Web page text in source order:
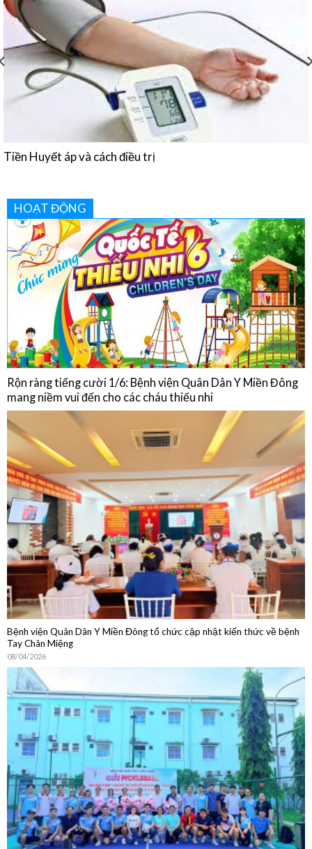
Phẫu thuật thành công cho bệnh nhân bị xương cá đâm thủng dạ dày,
gây áp xe dưới gan
28/07/2026
VIDEO
Chế độ ăn của người bệnh Đái tháo đường
HOẠT ĐỘNG
Rộn ràng tiếng cười 1/6: Bệnh viện Quân Dân Y Miền Đông
mang niềm vui đến cho các cháu thiếu nhi
Bệnh viện Quân Dân Y Miền Đông tổ chức cập nhật kiến thức về bệnh
Tay Chân Miệng
08/04/2026